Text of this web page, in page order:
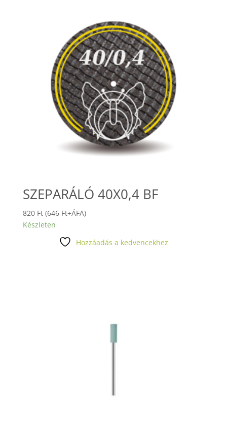
SZEPARÁLÓ 40X0,4 BF
820 Ft (646 Ft+ÁFA)
Készleten
Hozzáadás a kedvencekhez